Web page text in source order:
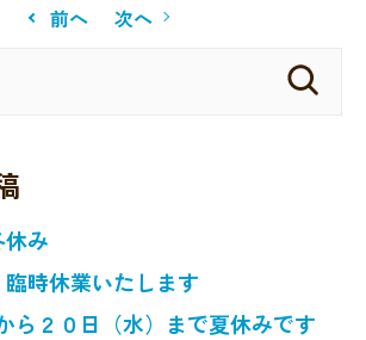
前へ 次へ
み
臨時休業いたします
ら２０日（水）まで夏休みです